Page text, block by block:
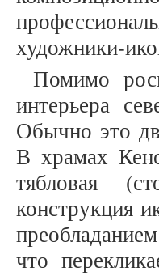
художники-
Помимо
интерьера
Обычно это
В храмах
тябловая
конструкция
что